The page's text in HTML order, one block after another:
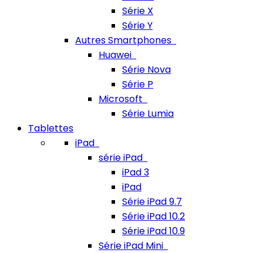
Série X
Série Y
Autres Smartphones
Huawei
Série Nova
Série P
Microsoft
Série Lumia
Tablettes
iPad
série iPad
iPad 3
iPad
Série iPad 9.7
Série iPad 10.2
Série iPad 10.9
Série iPad Mini